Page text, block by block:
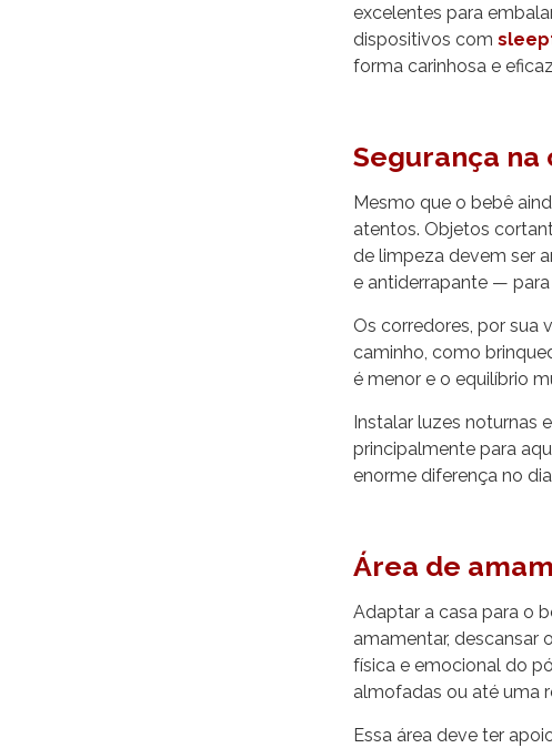
excelentes para
dispositivos com
forma carinhosa e
Segurança na
Mesmo que o bebê
atentos. Objetos
de limpeza devem ser
e antiderrapante —
Os corredores, por sua
caminho, como
é menor e o equilíbrio
Instalar luzes noturnas
principalmente para
enorme diferença no
Área de
Adaptar a casa para o
amamentar, descansar
física e emocional do
almofadas ou até uma
Essa área deve ter